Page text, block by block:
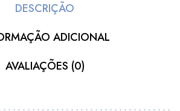
DESCRIÇÃO
ADICIONAL
AVALIAÇÕES (0)